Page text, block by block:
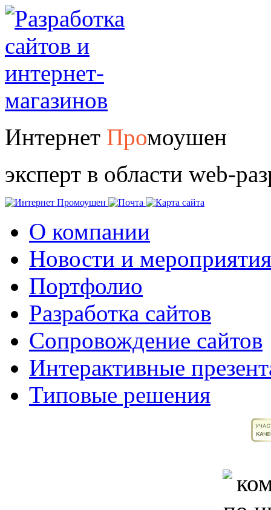
Интернет Промоушен
эксперт в области web-
О компании
Новости и мероприятия
Портфолио
Разработка сайтов
Сопровождение сайтов
Интерактивные
Типовые решения